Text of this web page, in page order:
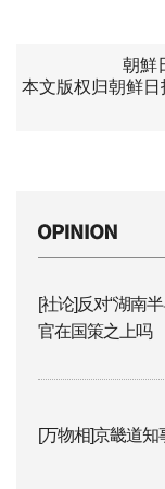
朝鮮
本文版权归朝鲜
[社论]反对“湖南
官在国策之上吗
[万物相]京畿道